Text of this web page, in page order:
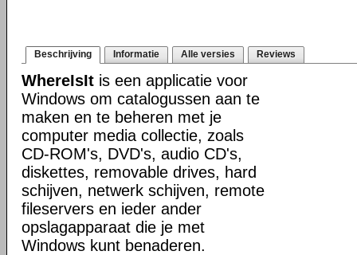
Beschrijving Informatie Alle versies Reviews
WhereIsIt is een applicatie voor
Windows om catalogussen aan te
maken en te beheren met je
computer media collectie, zoals
CD-ROM's, DVD's, audio CD's,
diskettes, removable drives, hard
schijven, netwerk schijven, remote
fileservers en ieder ander
opslagapparaat die je met
Windows kunt benaderen.